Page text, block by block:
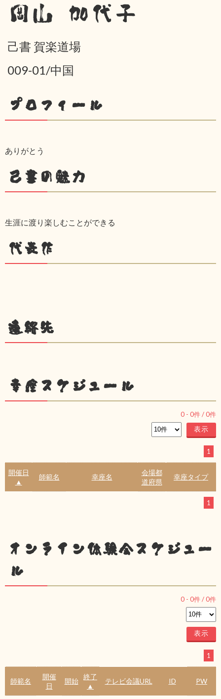
岡山 加代子
己書 賀楽道場
009-01/中国
プロフィール
ありがとう
己書の魅力
生涯に渡り楽しむことができる
代表作
連絡先
幸座スケジュール
0 - 0件 /0件
1
開催日
▲
師範名 幸座名
会場都
道府県
幸座タイプ
1
オンライン体験会スケジュー
ル
0 - 0件 /0件
1
師範名
開催
日
開始
終了
▲
テレビ会議URL ID PW